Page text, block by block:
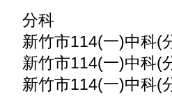
分科
新竹市114(一)中科(
新竹市114(一)中科(
新竹市114(一)中科(